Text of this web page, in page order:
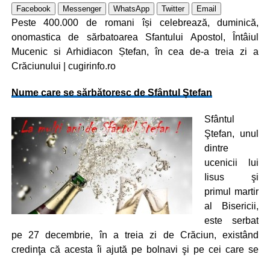
Facebook Messenger WhatsApp Twitter Email
Peste 400.000 de romani își celebrează, duminică,
onomastica de sărbatoarea Sfantului Apostol, Întâiul
Mucenic si Arhidiacon Ștefan, în cea de-a treia zi a
Crăciunului | cugirinfo.ro
Nume care se sărbătoresc de Sfântul Ștefan
Sfântul
Ştefan, unul
dintre
ucenicii lui
Iisus şi
primul martir
al Bisericii,
este serbat
pe 27 decembrie, în a treia zi de Crăciun, existând
credinţa că acesta îi ajută pe bolnavi şi pe cei care se